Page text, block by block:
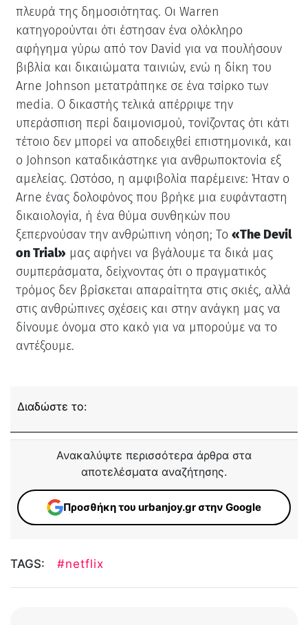
πλευρά της δημοσιότητας. Οι Warren
κατηγορούνται ότι έστησαν ένα ολόκληρο
αφήγημα γύρω από τον David για να πουλήσουν
βιβλία και δικαιώματα ταινιών, ενώ η δίκη του
Arne Johnson μετατράπηκε σε ένα τσίρκο των
media. Ο δικαστής τελικά απέρριψε την
υπεράσπιση περί δαιμονισμού, τονίζοντας ότι κάτι
τέτοιο δεν μπορεί να αποδειχθεί επιστημονικά, και
ο Johnson καταδικάστηκε για ανθρωποκτονία εξ
αμελείας. Ωστόσο, η αμφιβολία παρέμεινε: Ήταν ο
Arne ένας δολοφόνος που βρήκε μια ευφάνταστη
δικαιολογία, ή ένα θύμα συνθηκών που
ξεπερνούσαν την ανθρώπινη νόηση; Το «The Devil
on Trial» μας αφήνει να βγάλουμε τα δικά μας
συμπεράσματα, δείχνοντας ότι ο πραγματικός
τρόμος δεν βρίσκεται απαραίτητα στις σκιές, αλλά
στις ανθρώπινες σχέσεις και στην ανάγκη μας να
δίνουμε όνομα στο κακό για να μπορούμε να το
αντέξουμε.
Διαδώστε το:
Ανακαλύψτε περισσότερα άρθρα στα
αποτελέσματα αναζήτησης.
Προσθήκη του urbanjoy.gr στην Google
TAGS: #netflix